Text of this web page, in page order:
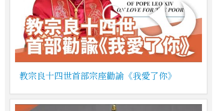
教宗良十四世首部宗座勸諭《我愛了你》